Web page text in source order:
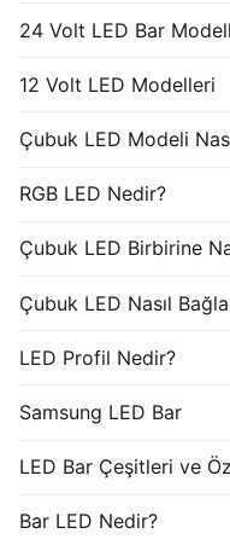
24 Volt LED Bar
12 Volt LED Modelleri
Çubuk LED Modeli
RGB LED Nedir?
Çubuk LED Birbirine
Çubuk LED Nasıl
LED Profil Nedir?
Samsung LED Bar
LED Bar Çeşitleri ve
Bar LED Nedir?